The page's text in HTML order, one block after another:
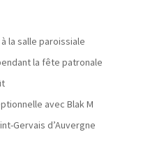
la salle paroissiale
la fête patronale
avec Blak M
Gervais d’Auvergne